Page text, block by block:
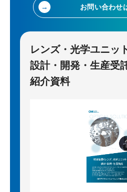
お問い合わせ
レンズ・光学ユニッ
設計・開発・生産受
紹介資料